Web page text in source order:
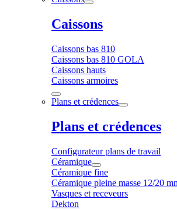
Caissons
Caissons bas 810
Caissons bas 810 GOLA
Caissons hauts
Caissons armoires
Plans et crédences
Plans et crédences
Configurateur plans de travail
Céramique
Céramique fine
Céramique pleine masse 12/20
Vasques et receveurs
Dekton